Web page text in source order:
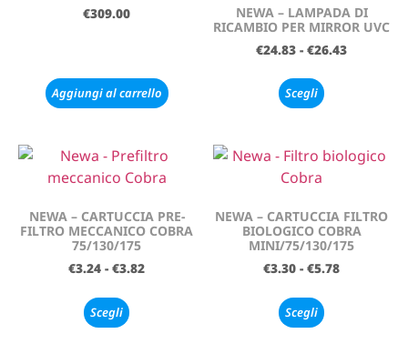
€309.00
Aggiungi al carrello
NEWA – LAMPADA DI
RICAMBIO PER MIRROR UVC
€24.83 - €26.43
Scegli
NEWA – CARTUCCIA PRE-
FILTRO MECCANICO COBRA
75/130/175
€3.24 - €3.82
Scegli
NEWA – CARTUCCIA FILTRO
BIOLOGICO COBRA
MINI/75/130/175
€3.30 - €5.78
Scegli